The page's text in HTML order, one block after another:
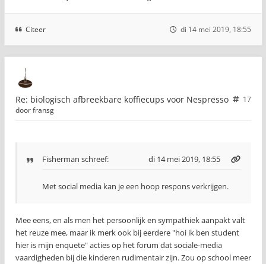
Citeer di 14 mei 2019, 18:55
Re: biologisch afbreekbare koffiecups voor Nespresso
17
doorfransg
Fisherman schreef: di 14 mei 2019, 18:55
Met social media kan je een hoop respons verkrijgen.
Mee eens, en als men het persoonlijk en sympathiek aanpakt valt
het reuze mee, maar ik merk ook bij eerdere "hoi ik ben student
hier is mijn enquete" acties op het forum dat sociale-media
vaardigheden bij die kinderen rudimentair zijn. Zou op school meer